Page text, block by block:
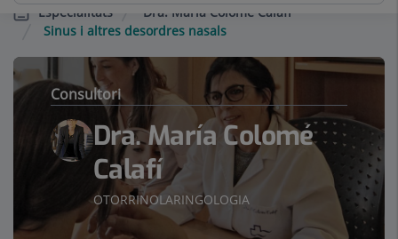
Especialitats
Dra. María Colomé Calafí
Sinus i altres desordres nasals
Consultori
Dra. María Colomé
Calafí
OTORRINOLARINGOLOGIA